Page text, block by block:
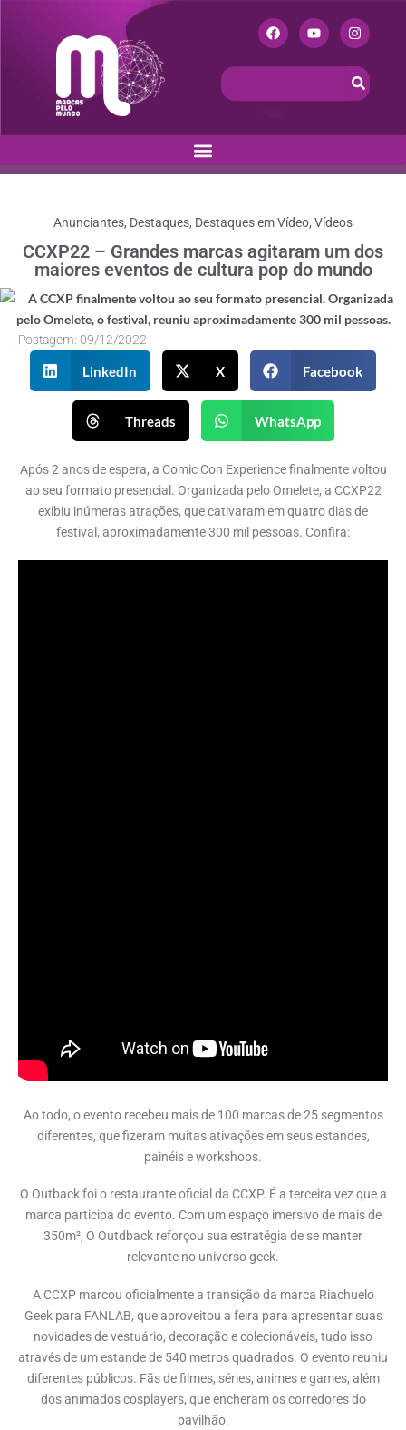
Anunciantes, Destaques, Destaques em Vídeo, Vídeos
CCXP22 – Grandes marcas agitaram um dos
maiores eventos de cultura pop do mundo
Postagem: 09/12/2022
LinkedIn X Facebook
Threads WhatsApp
Após 2 anos de espera, a Comic Con Experience finalmente voltou
ao seu formato presencial. Organizada pelo Omelete, a CCXP22
exibiu inúmeras atrações, que cativaram em quatro dias de
festival, aproximadamente 300 mil pessoas. Confira:
Ao todo, o evento recebeu mais de 100 marcas de 25 segmentos
diferentes, que fizeram muitas ativações em seus estandes,
painéis e workshops.
O Outback foi o restaurante oficial da CCXP. É a terceira vez que a
marca participa do evento. Com um espaço imersivo de mais de
350m², O Outdback reforçou sua estratégia de se manter
relevante no universo geek.
A CCXP marcou oficialmente a transição da marca Riachuelo
Geek para FANLAB, que aproveitou a feira para apresentar suas
novidades de vestuário, decoração e colecionáveis, tudo isso
através de um estande de 540 metros quadrados. O evento reuniu
diferentes públicos. Fãs de filmes, séries, animes e games, além
dos animados cosplayers, que encheram os corredores do
pavilhão.